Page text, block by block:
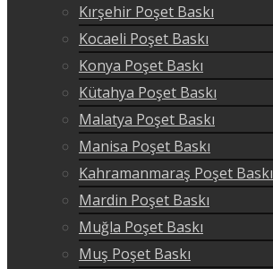
Kırşehir Poşet Baskı
Kocaeli Poşet Baskı
Konya Poşet Baskı
Kütahya Poşet Baskı
Malatya Poşet Baskı
Manisa Poşet Baskı
Kahramanmaraş Poşet Baskı
Mardin Poşet Baskı
Muğla Poşet Baskı
Muş Poşet Baskı